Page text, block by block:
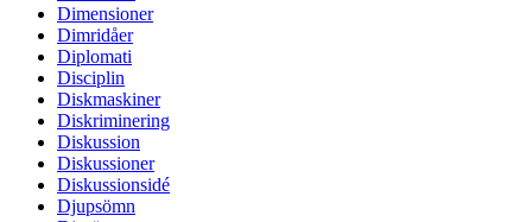
Dimensioner
Dimridåer
Diplomati
Disciplin
Diskmaskiner
Diskriminering
Diskussion
Diskussioner
Diskussionsidé
Djupsömn